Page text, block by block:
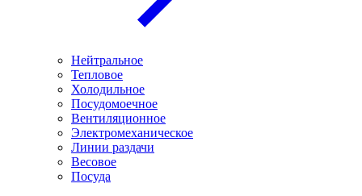
Нейтральное
Тепловое
Холодильное
Посудомоечное
Вентиляционное
Электромеханическое
Линии раздачи
Весовое
Посуда